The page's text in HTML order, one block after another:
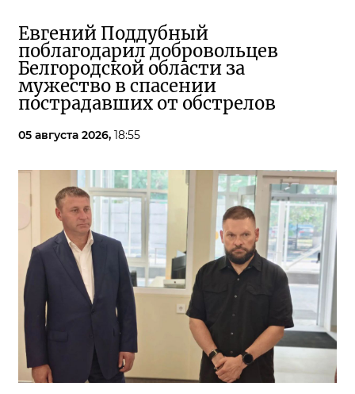
Евгений Поддубный
поблагодарил добровольцев
Белгородской области за
мужество в спасении
пострадавших от обстрелов
05 августа 2026, 18:55